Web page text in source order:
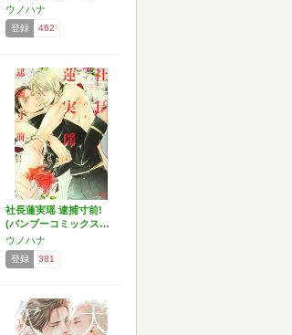
ミ…
ウノハナ
登録 462
社長蓮実瑶 逮捕寸前!
(バンブーコミックス…
ウノハナ
登録 381